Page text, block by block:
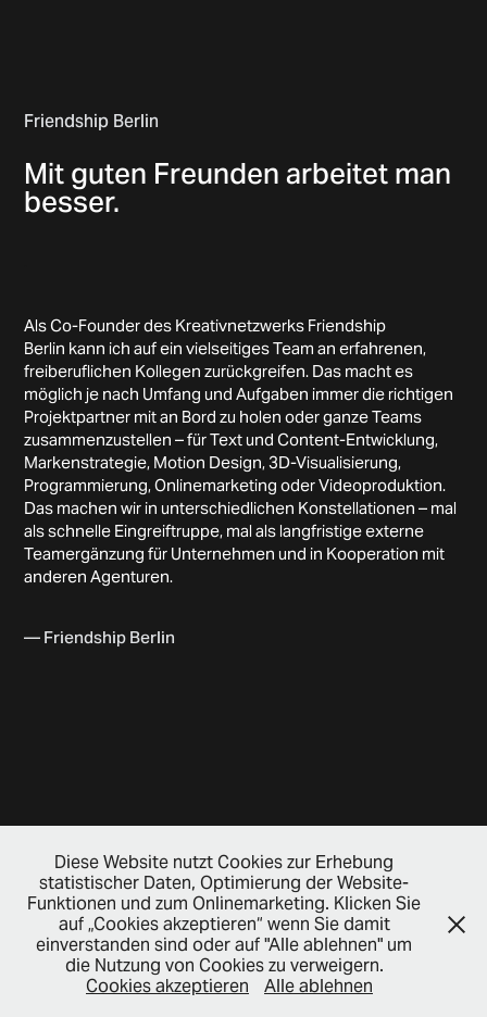
Friendship Berlin
Mit guten Freunden arbeitet man
besser.
Als Co-Founder des Kreativnetzwerks Friendship
Berlin kann ich auf ein vielseitiges Team an erfahrenen,
freiberuflichen Kollegen zurückgreifen. Das macht es
möglich je nach Umfang und Aufgaben immer die richtigen
Projektpartner mit an Bord zu holen oder ganze Teams
zusammenzustellen – für Text und Content-Entwicklung,
Markenstrategie, Motion Design, 3D-Visualisierung,
Programmierung, Onlinemarketing oder Videoproduktion.
Das machen wir in unterschiedlichen Konstellationen – mal
als schnelle Eingreiftruppe, mal als langfristige externe
Teamergänzung für Unternehmen und in Kooperation mit
anderen Agenturen.
— Friendship Berlin
Let's get in touch.
— Book a call
Diese Website nutzt Cookies zur Erhebung
statistischer Daten, Optimierung der Website-
Funktionen und zum Onlinemarketing. Klicken Sie
auf „Cookies akzeptieren“ wenn Sie damit
einverstanden sind oder auf "Alle ablehnen" um
die Nutzung von Cookies zu verweigern.
Cookies akzeptieren
Alle ablehnen